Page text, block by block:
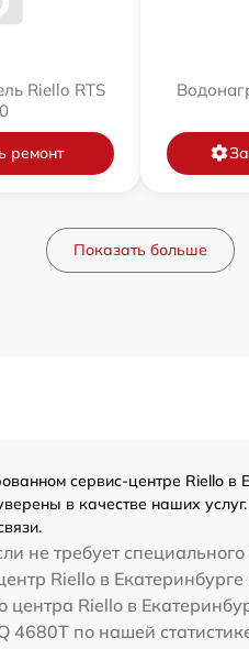
Riello RTS
ремонт
Показать больше
сервис-центре Riello
в качестве наших
не требует
Riello в Екатеринбурге
Riello в
4680T по нашей